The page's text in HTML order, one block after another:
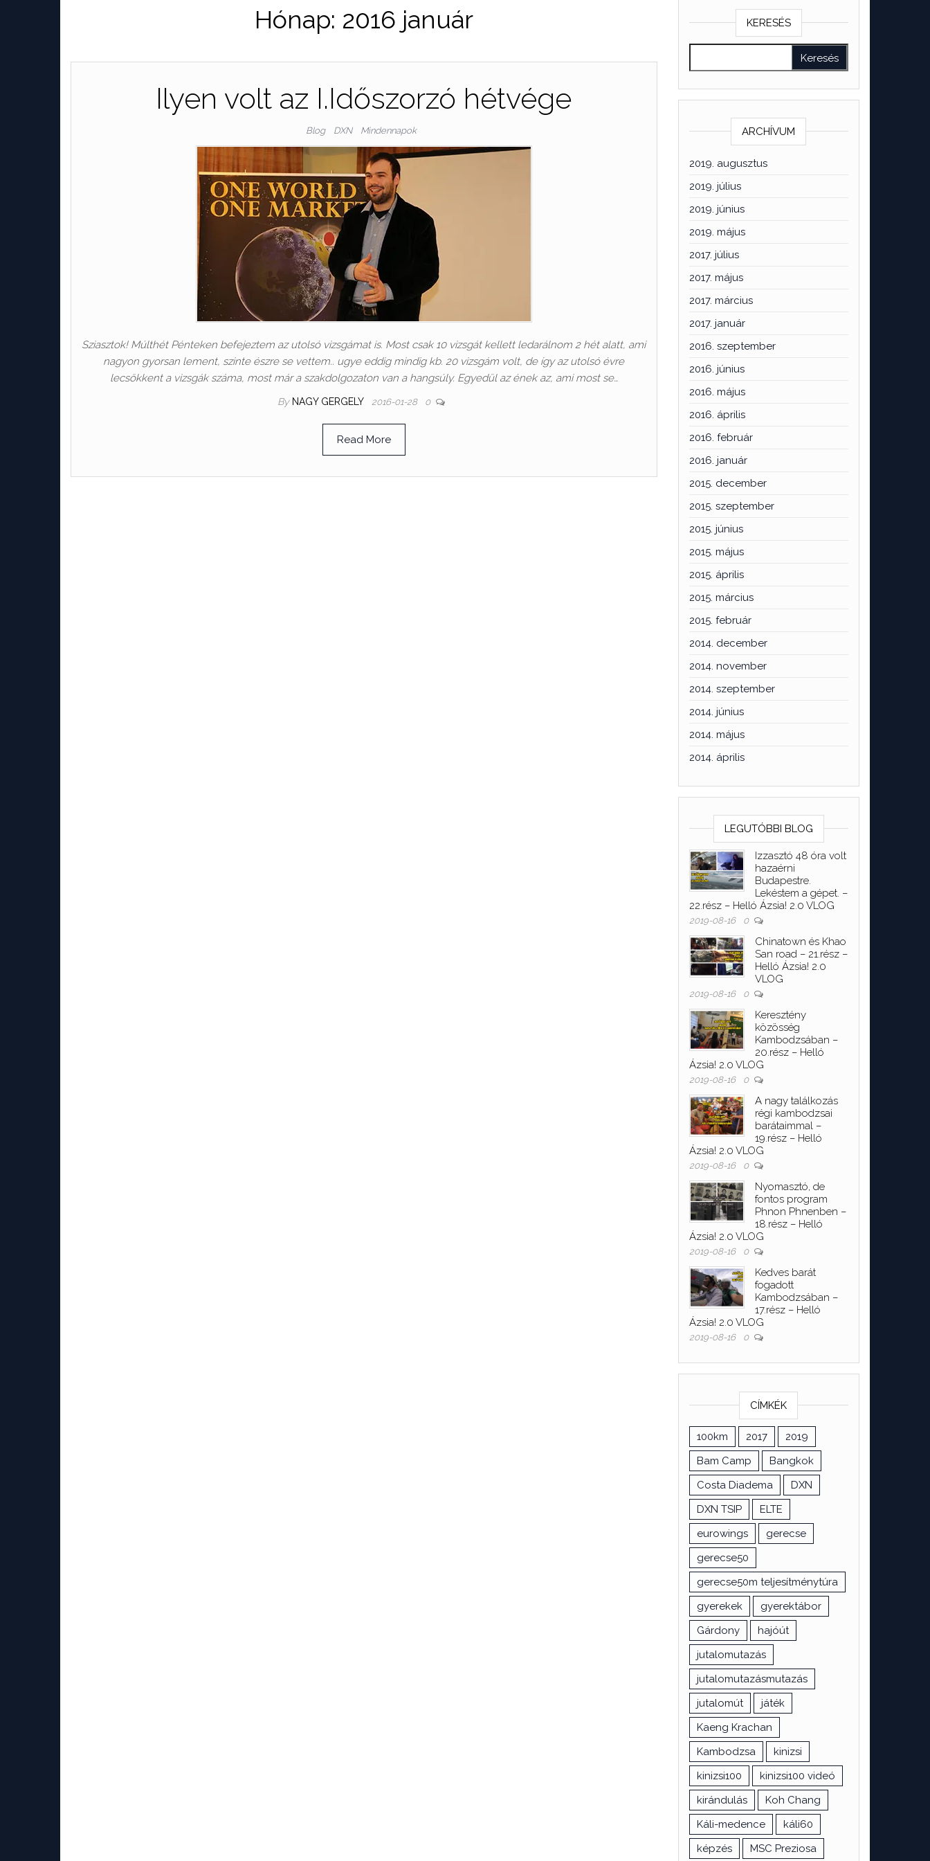
Hónap: 2016 január
Ilyen volt az I.Időszorzó hétvége
Blog DXN Mindennapok
Sziasztok! Múlthét Pénteken befejeztem az utolsó vizsgámat is. Most csak 10 vizsgát kellett ledarálnom 2 hét alatt, ami
nagyon gyorsan lement, szinte észre se vettem.. ugye eddig mindig kb. 20 vizsgám volt, de így az utolsó évre
lecsökkent a vizsgák száma, most már a szakdolgozaton van a hangsúly. Egyedül az ének az, ami most se…
By NAGY GERGELY 2016-01-28 0
Read More
KERESÉS
ARCHÍVUM
2019. augusztus
2019. július
2019. június
2019. május
2017. július
2017. május
2017. március
2017. január
2016. szeptember
2016. június
2016. május
2016. április
2016. február
2016. január
2015. december
2015. szeptember
2015. június
2015. május
2015. április
2015. március
2015. február
2014. december
2014. november
2014. szeptember
2014. június
2014. május
2014. április
LEGUTÓBBI BLOG
Izzasztó 48 óra volt
hazaérni
Budapestre.
Lekéstem a gépet. –
22.rész – Helló Ázsia! 2.0 VLOG
2019-08-16 0
Chinatown és Khao
San road – 21.rész –
Helló Ázsia! 2.0
VLOG
2019-08-16 0
Keresztény
közösség
Kambodzsában –
20.rész – Helló
Ázsia! 2.0 VLOG
2019-08-16 0
A nagy találkozás
régi kambodzsai
barátaimmal –
19.rész – Helló
Ázsia! 2.0 VLOG
2019-08-16 0
Nyomasztó, de
fontos program
Phnon Phnenben –
18.rész – Helló
Ázsia! 2.0 VLOG
2019-08-16 0
Kedves barát
fogadott
Kambodzsában –
17.rész – Helló
Ázsia! 2.0 VLOG
2019-08-16 0
CÍMKÉK
100km 2017
2019
Bam Camp
Bangkok
Costa Diadema
DXN
DXN TSIP
ELTE
eurowings
gerecse
gerecse50
gerecse50m teljesítménytúra
gyerekek
gyerektábor
Gárdony
hajóút
jutalomutazás
jutalomutazásmutazás
jutalomút
játék
Kaeng Krachan
Kambodzsa
kinizsi
kinizsi100
kinizsi100 videó
kirándulás
Koh Chang
Káli-medence
káli60
képzés
MSC Preziosa